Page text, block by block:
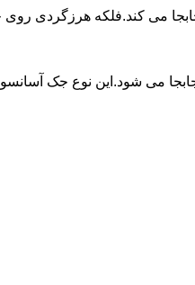
می کند.فلکه هرزگردی
می شود.این نوع جک